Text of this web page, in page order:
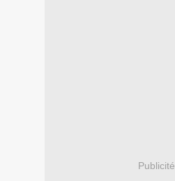
Publicité